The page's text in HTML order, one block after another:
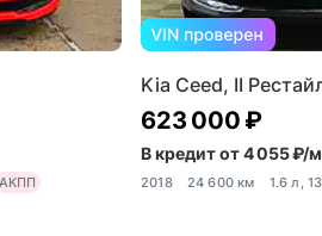
АКПП
Kia Ceed, II
623 000 ₽
В кредит от 4 055 ₽/
2018 24 600 км 1.6 л,